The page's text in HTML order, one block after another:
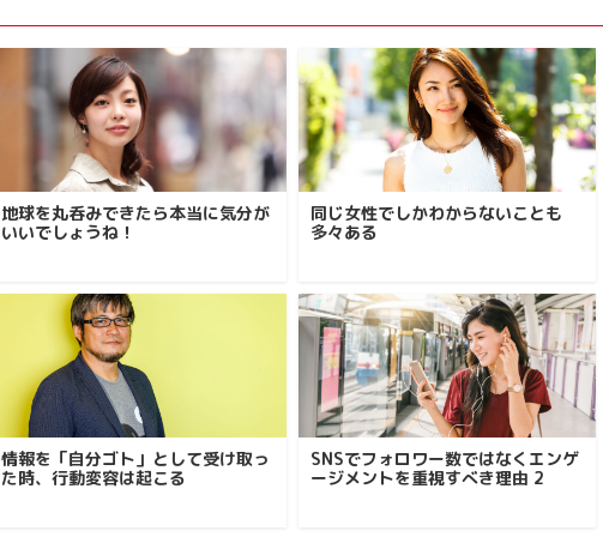
地球を丸呑みできたら本当に気分が
いいでしょうね！
同じ女性でしかわからないことも
多々ある
情報を「自分ゴト」として受け取っ
た時、行動変容は起こる
SNSでフォロワー数ではなくエンゲ
ージメントを重視すべき理由 2